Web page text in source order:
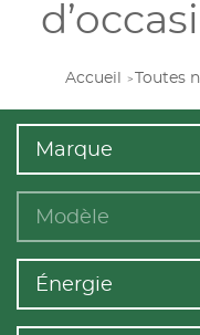
Accueil Toutes
Marque
Modèle
Énergie